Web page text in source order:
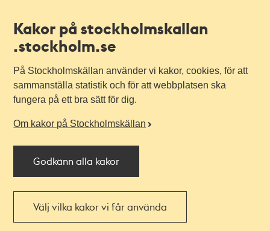
Kakor på stockholmskallan
.stockholm.se
På Stockholmskällan använder vi kakor, cookies, för att
sammanställa statistik och för att webbplatsen ska
fungera på ett bra sätt för dig.
Om kakor på Stockholmskällan
Godkänn alla kakor
Välj vilka kakor vi får använda